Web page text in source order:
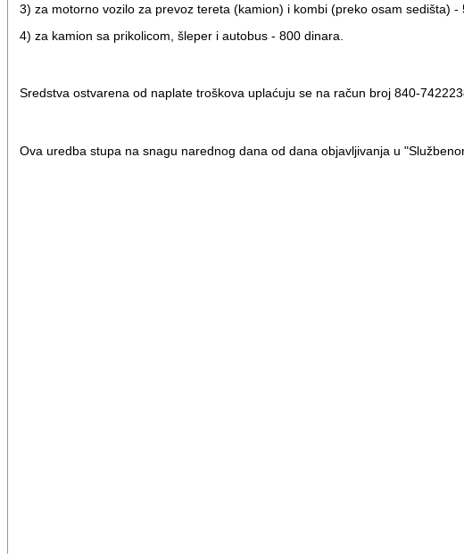
3) za motorno vozilo za prevoz tereta (kamion) i kombi (preko osam sedišta) -
4) za kamion sa prikolicom, šleper i autobus - 800 dinara.
Sredstva ostvarena od naplate troškova uplaćuju se na račun broj 840-
Ova uredba stupa na snagu narednog dana od dana objavljivanja u